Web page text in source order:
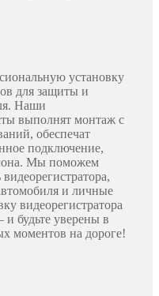
установку
для защиты и
Наши
выполнят монтаж с
обеспечат
подключение,
Мы поможем
и личные
видеорегистратора
будьте уверены в
моментов на дороге!